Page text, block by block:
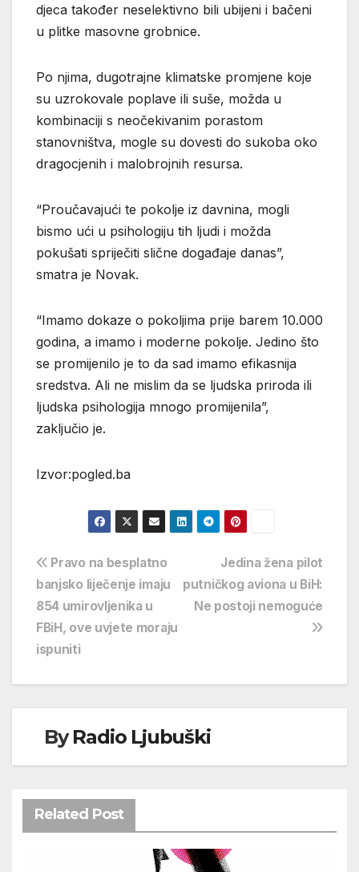
djeca također neselektivno bili ubijeni i bačeni
u plitke masovne grobnice.
Po njima, dugotrajne klimatske promjene koje
su uzrokovale poplave ili suše, možda u
kombinaciji s neočekivanim porastom
stanovništva, mogle su dovesti do sukoba oko
dragocjenih i malobrojnih resursa.
“Proučavajući te pokolje iz davnina, mogli
bismo ući u psihologiju tih ljudi i možda
pokušati spriječiti slične događaje danas”,
smatra je Novak.
“Imamo dokaze o pokoljima prije barem 10.000
godina, a imamo i moderne pokolje. Jedino što
se promijenilo je to da sad imamo efikasnija
sredstva. Ali ne mislim da se ljudska priroda ili
ljudska psihologija mnogo promijenila”,
zaključio je.
Izvor:pogled.ba
Navigacija
objava
Jedina žena pilot
putničkog aviona u BiH:
Ne postoji nemoguće
Pravo na besplatno
banjsko liječenje imaju
854 umirovljenika u
FBiH, ove uvjete moraju
ispuniti
ByRadio Ljubuški
Related Post